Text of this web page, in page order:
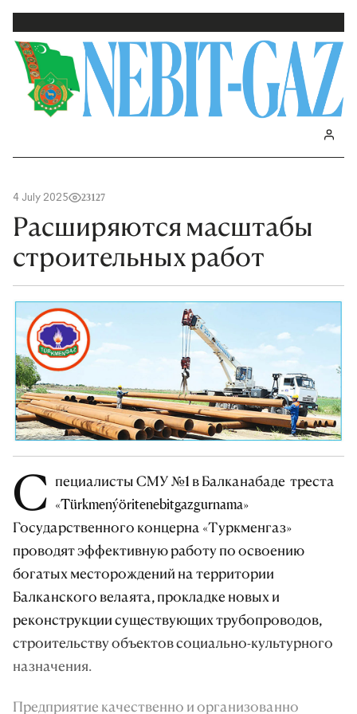
4 July 2025 23127
Расширяются масштабы
строительных работ
С пециалисты СМУ №1 в Балканабаде треста
«Türkmenýöritenebitgazgurnama»
Государственного концерна «Туркменгаз»
проводят эффективную работу по освоению
богатых месторождений на территории
Балканского велаята, прокладке новых и
реконструкции существующих трубопроводов,
строительству объектов социально-культурного
назначения.
Предприятие качественно и организованно